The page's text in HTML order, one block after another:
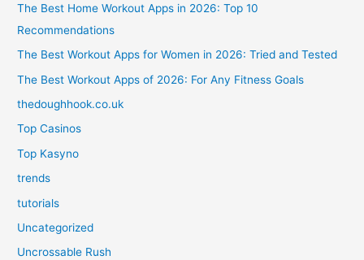
The Best Home Workout Apps in 2026: Top 10
Recommendations
The Best Workout Apps for Women in 2026: Tried and Tested
The Best Workout Apps of 2026: For Any Fitness Goals
thedoughhook.co.uk
Top Casinos
Top Kasyno
trends
tutorials
Uncategorized
Uncrossable Rush